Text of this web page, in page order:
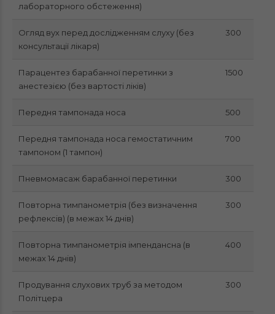
лабораторного обстеження)
Огляд вух перед дослідженням слуху (без
консультації лікаря)
300
Парацентез барабанної перетинки з
анестезією (без вартості ліків)
1500
Передня тампонада носа 500
Передня тампонада носа гемостатичним
тампоном (1 тампон)
700
Пневмомасаж барабанної перетинки 300
Повторна тимпанометрія (без визначення
рефлексів) (в межах 14 днів)
300
Повторна тимпанометрія імпендансна (в
межах 14 днів)
400
Продування слухових труб за методом
Політцера
300